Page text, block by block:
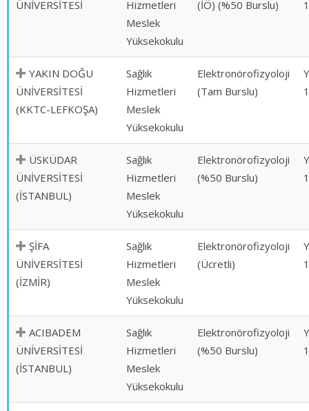
ÜNİVERSİTESİ
Hizmetleri
Meslek
Yüksekokulu
(İÖ) (%50 Burslu)
1
YAKIN DOĞU
ÜNİVERSİTESİ
(KKTC-LEFKOŞA)
Sağlık
Hizmetleri
Meslek
Yüksekokulu
Elektronörofizyoloji
(Tam Burslu)
1
ÜSKÜDAR
ÜNİVERSİTESİ
(İSTANBUL)
Sağlık
Hizmetleri
Meslek
Yüksekokulu
Elektronörofizyoloji
(%50 Burslu)
1
ŞİFA
ÜNİVERSİTESİ
(İZMİR)
Sağlık
Hizmetleri
Meslek
Yüksekokulu
Elektronörofizyoloji
(Ücretli)
1
ACIBADEM
ÜNİVERSİTESİ
(İSTANBUL)
Sağlık
Hizmetleri
Meslek
Yüksekokulu
Elektronörofizyoloji
(%50 Burslu)
1